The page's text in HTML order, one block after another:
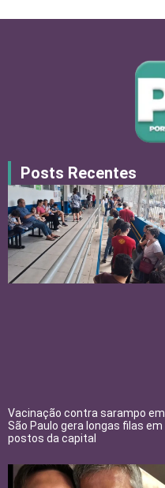
Posts Recentes
Vacinação contra sarampo em
São Paulo gera longas filas em
postos da capital